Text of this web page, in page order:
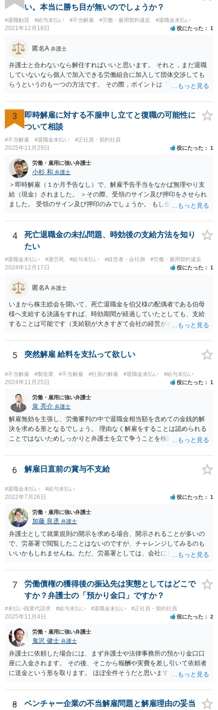
金支払能力がない場合） → 労働基準監督署長の認定が必要。 (2) 労働
者が、倒産について裁判所への申立て等（法律上の倒産の場合）又は
労働基準監督署への認定申請（事実上の倒産の場合）が行われた日の
６か月前の日から２年の間に退職した者であること 事実上の倒産の場
合、そもそも、労働基準監督署長の認定を要するため、申請•認定に相
応の時間を要します。また、事業活動の停止•再開見込み等につき会社
側の抵抗が予想され、認定に至らない事態も想定されます。 また、労
働基準監督署へ申告なされているとのことですが、労働基準監督署が
行うのは、原則として、会社への指導や是正勧告のため、未払い賃金
の支払いを会社に強制する措置までは行うことができないという実情
があります。 そのため、退職の意思を既に会社に表明しているのであ
れば、未払賃金の支払を求める労働審判や労働訴訟などの方法に切り
替えることを検討された方が適切なように思います（とろうとされて
いる主題と会社の実態とがマッチしていないように思われます）。 一
度、雇用契約書や就業規則などを持参の上、弁護士に直接相談されて
みてはいかがでしょうか。
い。本当に勝ち目が無いのでしょうか？
#退職勧奨 #給与未払い #不当解雇 #労働・雇用契約違反 #退職金未払い
2021年12月18日 役にたった 1
匿名A 弁護士
弁護士と合わないなら解任すればいいと思います。 それと，まだ退職
していないなら個人で加入できる労働組合に加入して団体交渉しても
らうというのも一つの方法です。 その際，ポイントは「職場復帰の労
ません。 「北海道 個人加盟 労働組合」と検索すると相談窓口が出
てきますので一度相談してみてはどうでしょうか。
3
即時解雇に対する不服申し立てと復職の可能性に
ついて相談
#不当解雇 #退職金未払い #正社員・契約社員
2025年11月29日 役にたった 1
労働・雇用に強い弁護士
小杉 和 弁護士
＞即時解雇（１か月予告なし）で、解雇予告手当をなかば無理やり支
給（現金）されました。 ＞その際、受領のサイン及び押印をさせられ
ました。 受領のサイン及び押印のみでしょうか。 もし仮に自らの意思
は相当苦しいスタートになり、最悪解雇を争えなくなります。 もしそ
うでなければ争う余地はあるでしょう。ただ解雇予告手当を受け取っ
てしまっている事実もあり、その点不利であることは確かです。 その
一方で、一般論ですが、解雇は会社にとってハードルが高く、また懲
戒処分としての解雇はさらにハードルが高まります。 例えば、今回の
懲戒解雇の言渡しの前に人事部あるいは幹部との面談等ありましたで
しょうか。それとも何もなしにいきなりの解雇通告でしたか。後者の
場合、争える余地が増えるといえるでしょう。 ただ、復職は色々な意
味で難しいと思われますので、復職を主張しつつ、最終的に解決金と
して退職金以上の金額を受け取ることで退職するというのが現実的に
目指すべき方向性になるかと思います。
4
死亡退職金の未払問題、時効後の支給方法を知り
たい
#退職金未払い #過労死 #給与未払い #経営者・会社側 #労働・雇用契約違反
2024年12月17日 役にたった 1
匿名A 弁護士
いまから株主総会を開いて、死亡退職金を伯父様の配偶者である伯母
様へ支給する決議をすれば、時効期間が経過していたとしても、支給
することは可能です（支給額が大きすぎて会社の経営がおかしくなっ
すし（支払う必要のないお金を支払うわけですから）、受け取った伯
母様には一時所得として課税される可能性もありますから、事前に税
5 突然解雇 給料を支払って欲しい
#不当解雇 #製造業 #不当解雇 #社員の解雇 #退職金未払い #給与未払い
2024年11月25日 役にたった 1
労働・雇用に強い弁護士
泉 亮介 弁護士
解雇無効を主張し、労働審判の中で退職金相当額を含めての金銭的解
決を求める形となるでしょう。 理由なく解雇をすることは認められる
ことではないためしっかりと弁護士を立て争うことを検討されて良い
6 解雇日直前の賞与不支給
#退職金未払い #給与未払い
2022年7月26日 役にたった 1
労働・雇用に強い弁護士
加藤 良丞 弁護士
弁護士として就業規則の開示を求める場合、開示されることが多いの
で、労基署で閲覧したことはないのですが、チャレンジしてみるのも
いいかもしれませんね。ただ、労基署としては、会社に見せてもらっ
ることを端的に理解してもらう必要があると思います。よって、就業
規則の開示に関するやりとりはメール等の形に残る方法で行うのが良
いと思います。
7
労働債権の獲得後の振込先は実態としてはどこで
すか？弁護士の「預かり金口」ですか？
#未払い残業代請求 #給与未払い #退職金未払い #正社員・契約社員
2025年11月4日 役にたった 2
労働・雇用に強い弁護士
鬼沢 健士 弁護士
弁護士に依頼した場合には、まず弁護士や法律事務所の預かり金口口
座に入金されます。 その後、そこから報酬や実費を差し引いて依頼者
に送金という形を取ります。 ほぼ全件そうだと思います。
8
ベンチャー企業の不当解雇問題と解雇理由の妥当